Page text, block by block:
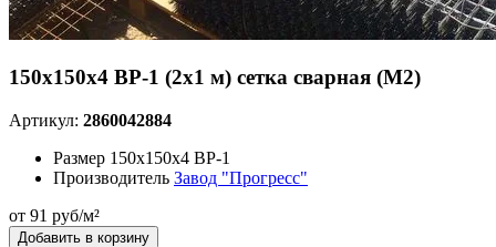
150х150х4 ВР-1 (2х1 м) сетка сварная (М2)
Артикул: 2860042884
Размер 150х150х4 ВР-1
Производитель Завод "Прогресс"
от 91 руб/м²
Добавить в корзину